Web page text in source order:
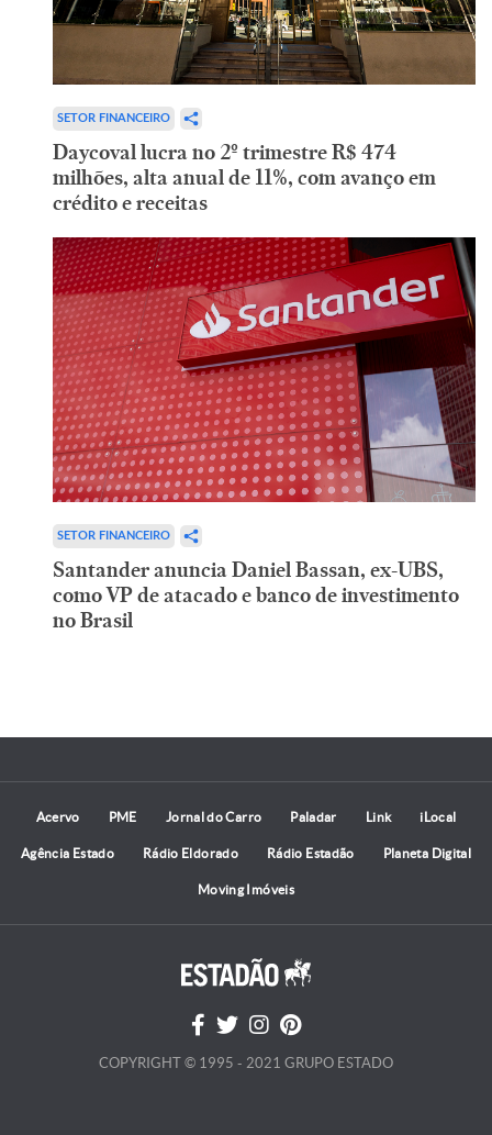
SETOR FINANCEIRO
Daycoval lucra no 2º trimestre R$ 474
milhões, alta anual de 11%, com avanço em
crédito e receitas
SETOR FINANCEIRO
Santander anuncia Daniel Bassan, ex-UBS,
como VP de atacado e banco de investimento
no Brasil
Acervo PME Jornal do Carro Paladar Link iLocal
Agência Estado Rádio Eldorado Rádio Estadão Planeta Digital
Moving Imóveis
COPYRIGHT © 1995 - 2021 GRUPO ESTADO